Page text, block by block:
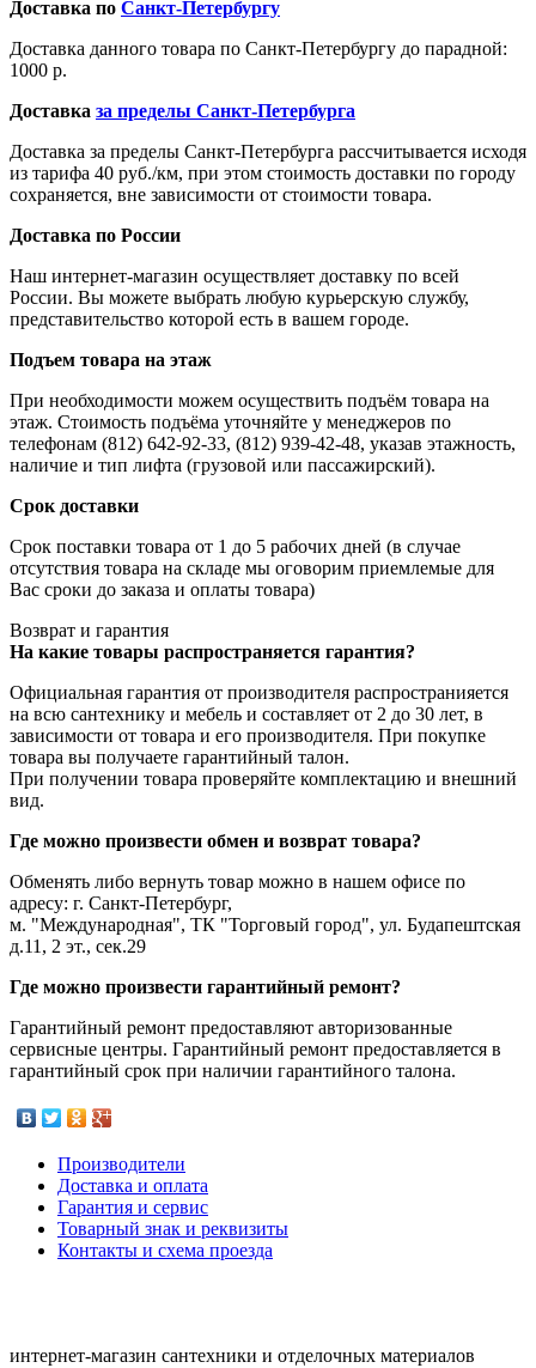
Доставка по Санкт-Петербургу
Доставка данного товара по Санкт-Петербургу до парадной:
1000 р.
Доставка за пределы Санкт-Петербурга
Доставка за пределы Санкт-Петербурга рассчитывается исходя
из тарифа 40 руб./км, при этом стоимость доставки по городу
сохраняется, вне зависимости от стоимости товара.
Доставка по России
Наш интернет-магазин осуществляет доставку по всей
России. Вы можете выбрать любую курьерскую службу,
представительство которой есть в вашем городе.
Подъем товара на этаж
При необходимости можем осуществить подъём товара на
этаж. Стоимость подъёма уточняйте у менеджеров по
телефонам (812) 642-92-33, (812) 939-42-48, указав этажность,
наличие и тип лифта (грузовой или пассажирский).
Срок доставки
Срок поставки товара от 1 до 5 рабочих дней (в случае
отсутствия товара на складе мы оговорим приемлемые для
Вас сроки до заказа и оплаты товара)
Возврат и гарантия
На какие товары распространяется гарантия?
Официальная гарантия от производителя распространияется
на всю сантехнику и мебель и составляет от 2 до 30 лет, в
зависимости от товара и его производителя. При покупке
товара вы получаете гарантийный талон.
При получении товара проверяйте комплектацию и внешний
вид.
Где можно произвести обмен и возврат товара?
Обменять либо вернуть товар можно в нашем офисе по
адресу: г. Санкт-Петербург,
м. "Международная", ТК "Торговый город", ул. Будапештская
д.11, 2 эт., сек.29
Где можно произвести гарантийный ремонт?
Гарантийный ремонт предоставляют авторизованные
сервисные центры. Гарантийный ремонт предоставляется в
гарантийный срок при наличии гарантийного талона.
Производители
Доставка и оплата
Гарантия и сервис
Товарный знак и реквизиты
Контакты и схема проезда
интернет-магазин сантехники и отделочных материалов